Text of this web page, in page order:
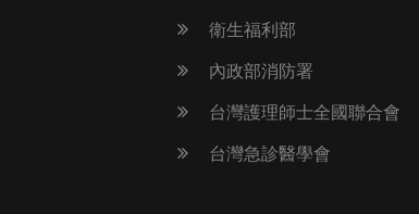
衛生福利部
內政部消防署
台灣護理師士全國聯合會
台灣急診醫學會